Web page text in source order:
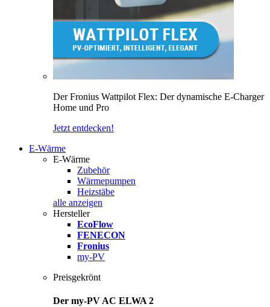
Der Fronius Wattpilot Flex: Der dynamische E-Charger
Home und Pro
Jetzt entdecken!
E-Wärme
E-Wärme
Zubehör
Wärmepumpen
Heizstäbe
alle anzeigen
Hersteller
EcoFlow
FENECON
Fronius
my-PV
Preisgekrönt
Der my-PV AC ELWA 2